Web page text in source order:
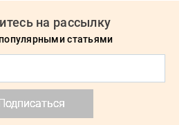
на рассылку
статьями
Подписаться